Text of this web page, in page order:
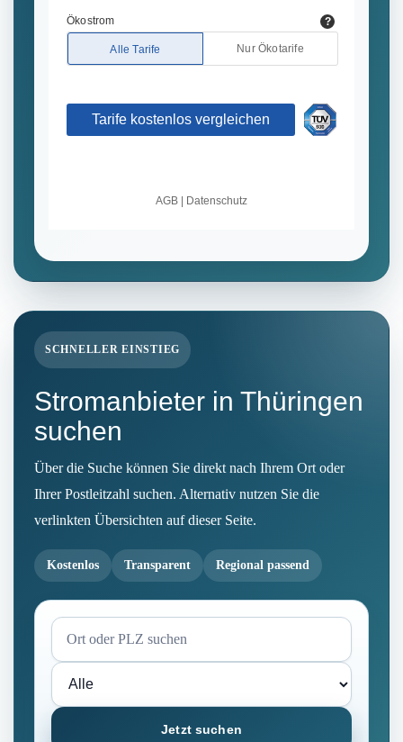
SCHNELLER EINSTIEG
Stromanbieter in Thüringen
suchen
Über die Suche können Sie direkt nach Ihrem Ort oder
Ihrer Postleitzahl suchen. Alternativ nutzen Sie die
verlinkten Übersichten auf dieser Seite.
Kostenlos Transparent Regional passend
Jetzt suchen